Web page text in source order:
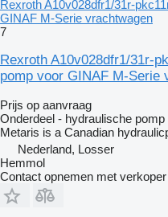
Rexroth A10v028dfr1/31r-
GINAF M-Serie vrachtwagen
7
Rexroth A10v028dfr1/31r-
pomp voor GINAF M-Serie
Prijs op aanvraag
Onderdeel - hydraulische pomp
Metaris is a Canadian
Nederland, Losser
Hemmol
Contact opnemen met verkoper